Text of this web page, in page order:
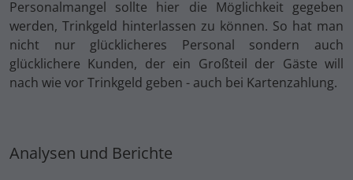
Personalmangel sollte hier die Möglichkeit gegeben
werden, Trinkgeld hinterlassen zu können. So hat man
nicht nur glücklicheres Personal sondern auch
glücklichere Kunden, der ein Großteil der Gäste will
nach wie vor Trinkgeld geben - auch bei Kartenzahlung.
Analysen und Berichte